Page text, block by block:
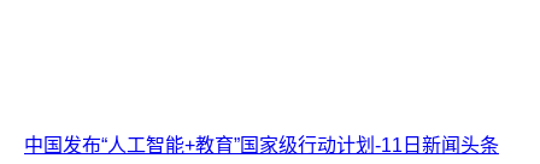
中国发布“人工智能+教育”国家级行动计划-11日新闻头条